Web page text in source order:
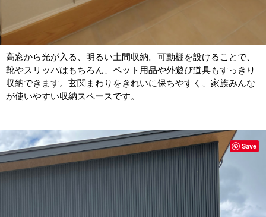
高窓から光が入る、明るい土間収納。可動棚を設けることで、
靴やスリッパはもちろん、ペット用品や外遊び道具もすっきり
収納できます。玄関まわりをきれいに保ちやすく、家族みんな
が使いやすい収納スペースです。
Save